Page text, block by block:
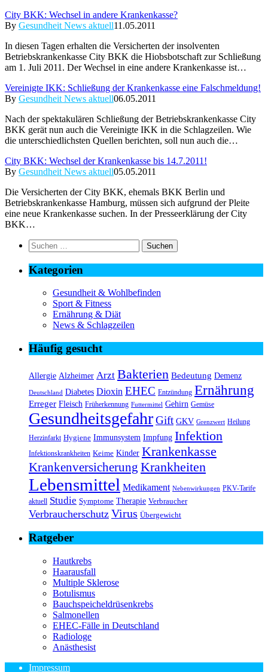
City BKK: Wechsel in andere Krankenkasse?
By Gesundheit News aktuell11.05.2011
In diesen Tagen erhalten die Versicherten der insolventen
Betriebskrankenkasse City BKK die Hiobsbotschaft zur Schließung
am 1. Juli 2011. Der Wechsel in eine andere Krankenkasse ist…
Vereinigte IKK: Schließung der Krankenkasse eine Falschmeldung!
By Gesundheit News aktuell06.05.2011
Nach der spektakulären Schließung der Betriebskrankenkasse City
BKK gerät nun auch die Vereinigte IKK in die Schlagzeilen. Wie
die unterschiedlichsten Quellen berichten, soll nun auch die…
City BKK: Wechsel der Krankenkasse bis 14.7.2011!
By Gesundheit News aktuell05.05.2011
Die Versicherten der City BKK, ehemals BKK Berlin und
Betriebskrankenkasse Hamburg, müssen sich aufgrund der Pleite
eine neue Krankenkasse suchen. In der Presseerklärung der City
BKK…
Suchen
nach:
Kategorien
Gesundheit & Wohlbefinden
Sport & Fitness
Ernährung & Diät
News & Schlagzeilen
Häufig gesucht
Allergie Alzheimer Arzt Bakterien Bedeutung Demenz
Deutschland Diabetes Dioxin EHEC Entzündung Ernährung
Erreger Fleisch Früherkennung Futtermittel Gehirn Gemüse
GesundheitsgefahrGift GKV Grenzwert Heilung
Herzinfarkt Hygiene Immunsystem Impfung Infektion
Infektionskrankheiten Keime Kinder Krankenkasse
Krankenversicherung Krankheiten
Lebensmittel Medikament Nebenwirkungen PKV-Tarife
aktuell Studie Symptome Therapie Verbraucher
Verbraucherschutz Virus Übergewicht
Ratgeber
Hautkrebs
Haarausfall
Multiple Sklerose
Botulismus
Bauchspeicheldrüsenkrebs
Salmonellen
EHEC-Fälle in Deutschland
Radiologe
Anästhesist
Impressum